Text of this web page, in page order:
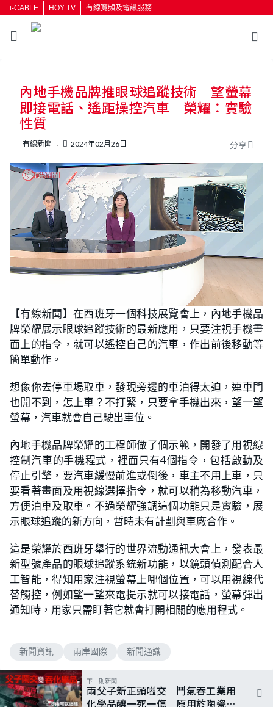
i-CABLE HOY TV 有線寬頻及電訊服務
按輸入鍵開始搜尋
內地手機品牌推眼球追蹤技術 望螢幕
即接電話、遙距操控汽車 榮耀：實驗
性質
有線新聞 2024年02月26日 分享
m
t
e
a
d
e
d
:
3
%
【有線新聞】在西班牙一個科技展覽會上，內地手機品
牌榮耀展示眼球追蹤技術的最新應用，只要注視手機畫
面上的指令，就可以遙控自己的汽車，作出前後移動等
簡單動作。
想像你去停車場取車，發現旁邊的車泊得太迫，連車門
也開不到，怎上車？不打緊，只要拿手機出來，望一望
螢幕，汽車就會自己駛出車位。
內地手機品牌榮耀的工程師做了個示範，開發了用視線
控制汽車的手機程式，裡面只有4個指令，包括啟動及
停止引擎，要汽車緩慢前進或倒後，車主不用上車，只
要看著畫面及用視線選擇指令，就可以稍為移動汽車，
方便泊車及取車。不過榮耀強調這個功能只是實驗，展
示眼球追蹤的新方向，暫時未有計劃與車廠合作。
這是榮耀於西班牙舉行的世界流動通訊大會上，發表最
新型號產品的眼球追蹤系統新功能，以鏡頭偵測配合人
工智能，得知用家注視螢幕上哪個位置，可以用視線代
替觸控，例如望一望來電提示就可以接電話，螢幕彈出
通知時，用家只需盯著它就會打開相關的應用程式。
新聞資訊 兩岸國際 新聞通識
下一則新聞
兩父子新正頭嗌交 鬥氣吞工業用
化學品釀一死一傷 原用於陶瓷塗